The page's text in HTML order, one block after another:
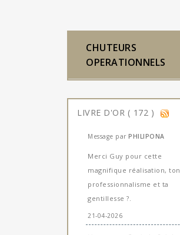
CHUTEURS
OPERATIONNELS
LIVRE D'OR ( 172 )
Message par PHILIPONA
Merci Guy pour cette
magnifique réalisation, ton
professionnalisme et ta
gentillesse ?.
21-04-2026